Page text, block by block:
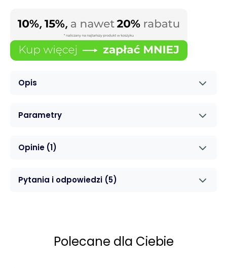
Opis
Parametry
Opinie (1)
Pytania i odpowiedzi (5)
Polecane dla Ciebie